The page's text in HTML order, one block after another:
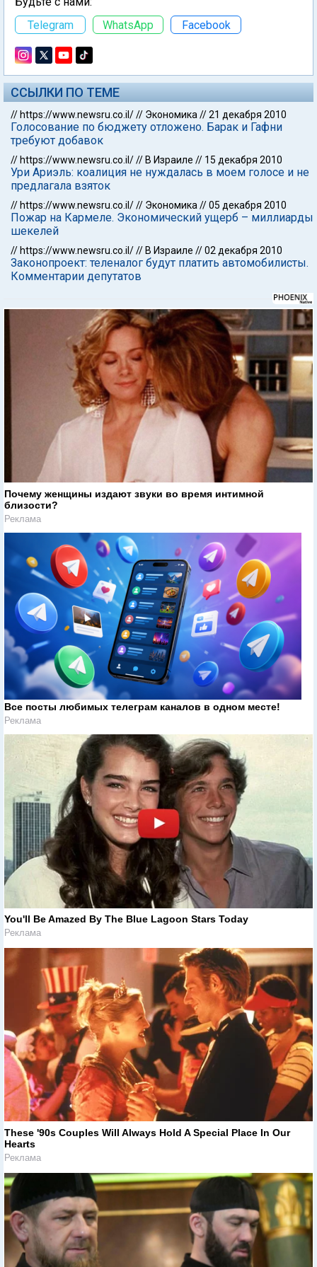
Telegram
WhatsApp Facebook
ССЫЛКИ ПО ТЕМЕ
// https://www.newsru.co.il/// Экономика //21 декабря 2010
Голосование по бюджету отложено. Барак и Гафни
требуют добавок
// https://www.newsru.co.il/// В Израиле // 15 декабря 2010
Ури Ариэль: коалиция не нуждалась в моем голосе и не
предлагала взяток
// https://www.newsru.co.il/// Экономика //05 декабря 2010
Пожар на Кармеле. Экономический ущерб – миллиарды
шекелей
// https://www.newsru.co.il/// В Израиле //02 декабря 2010
Законопроект: теленалог будут платить автомобилисты.
Комментарии депутатов
Почему женщины издают звуки во время интимной
близости?
Реклама
Все посты любимых телеграм каналов в одном месте!
Реклама
You'll Be Amazed By The Blue Lagoon Stars Today
Реклама
These '90s Couples Will Always Hold A Special Place In Our
Hearts
Реклама